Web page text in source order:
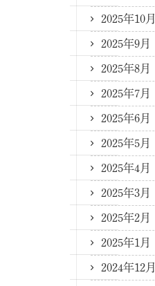
2025年10月
2025年9月
2025年8月
2025年7月
2025年6月
2025年5月
2025年4月
2025年3月
2025年2月
2025年1月
2024年12月